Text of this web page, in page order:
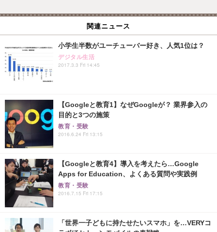
関連ニュース
小学生半数がユーチューバー好き、人気1位は？
デジタル生活
2017.3.3 Fri 14:45
【Googleと教育1】なぜGoogleが？ 業界参入の
目的と3つの施策
教育・受験
2016.6.24 Fri 13:15
【Googleと教育4】導入を考えたら…Google
Apps for Education、よくある質問や実践例
教育・受験
2016.7.15 Fri 17:15
「世界一子どもに持たせたいスマホ」を…VERYコ